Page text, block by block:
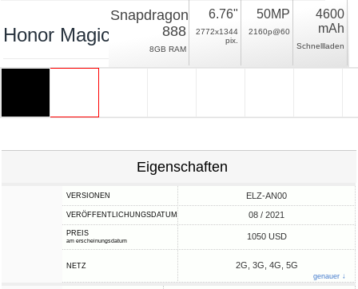
Honor Magic3
Snapdragon
888
8GB RAM
6.76"
2772x1344
pix.
50MP
2160p@60
4600
mAh
Schnellladen
Eigenschaften
VERSIONEN ELZ-AN00
VERÖFFENTLICHUNGSDATUM 08 / 2021
PREIS
am erscheinungsdatum 1050 USD
NETZ 2G, 3G, 4G, 5G
genauer ↓